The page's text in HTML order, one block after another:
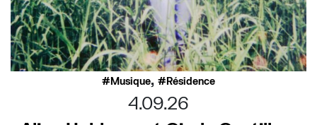
Musique, Résidence
4.09.26